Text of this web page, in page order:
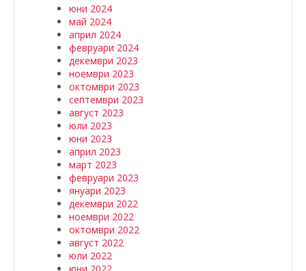
юни 2024
май 2024
април 2024
февруари 2024
декември 2023
ноември 2023
октомври 2023
септември 2023
август 2023
юли 2023
юни 2023
април 2023
март 2023
февруари 2023
януари 2023
декември 2022
ноември 2022
октомври 2022
август 2022
юли 2022